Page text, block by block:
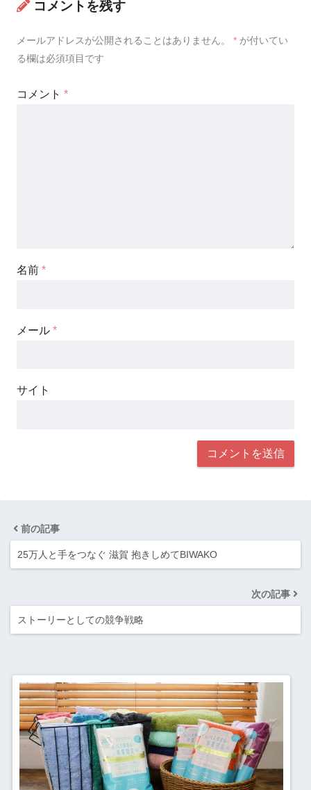
コメントを残す
メールアドレスが公開されることはありません。 * が付いてい
る欄は必須項目です
コメント *
名前 *
メール *
サイト
前の記事
25万人と手をつなぐ 滋賀 抱きしめてBIWAKO
次の記事
ストーリーとしての競争戦略